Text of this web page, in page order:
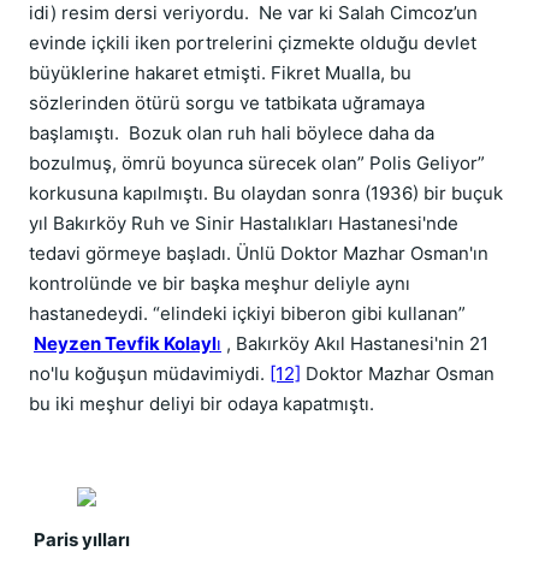
idi) resim dersi veriyordu. Ne var ki Salah Cimcoz’un
evinde içkili iken portrelerini çizmekte olduğu devlet
büyüklerine hakaret etmişti. Fikret Mualla, bu
sözlerinden ötürü sorgu ve tatbikata uğramaya
başlamıştı. Bozuk olan ruh hali böylece daha da
bozulmuş, ömrü boyunca sürecek olan” Polis Geliyor”
korkusuna kapılmıştı. Bu olaydan sonra (1936) bir buçuk
yıl Bakırköy Ruh ve Sinir Hastalıkları Hastanesi'nde
tedavi görmeye başladı. Ünlü Doktor Mazhar Osman'ın
kontrolünde ve bir başka meşhur deliyle aynı
hastanedeydi. “elindeki içkiyi biberon gibi kullanan”
Neyzen Tevfik Kolaylı , Bakırköy Akıl Hastanesi'nin 21
no'lu koğuşun müdavimiydi. [12] Doktor Mazhar Osman
bu iki meşhur deliyi bir odaya kapatmıştı.
Paris yılları